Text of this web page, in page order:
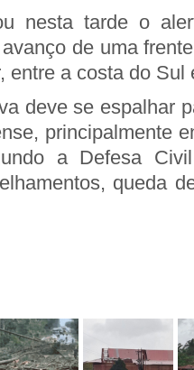
nesta tarde o
de uma
entre a costa do Sul
deve se espalhar
principalmente
a Defesa
queda